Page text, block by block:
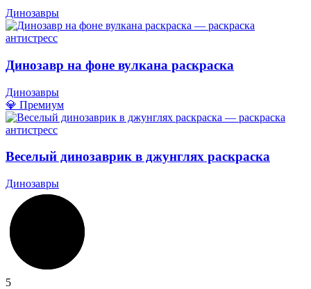
Динозавры
Динозавр на фоне вулкана раскраска
Динозавры
💎 Премиум
Веселый динозаврик в джунглях раскраска
Динозавры
5